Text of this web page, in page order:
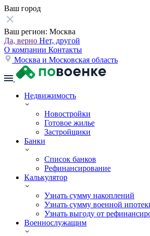
Ваш город
Ваш регион: Москва
Да, верно Нет, другой
О компании Контакты
Москва и Московская область
Недвижимость
Новостройки
Готовое жилье
Застройщики
Банки
Список банков
Рефинансирование
Калькулятор
Узнать сумму накоплений
Узнать сумму военной
Узнать выгоду от
Военнослужащим